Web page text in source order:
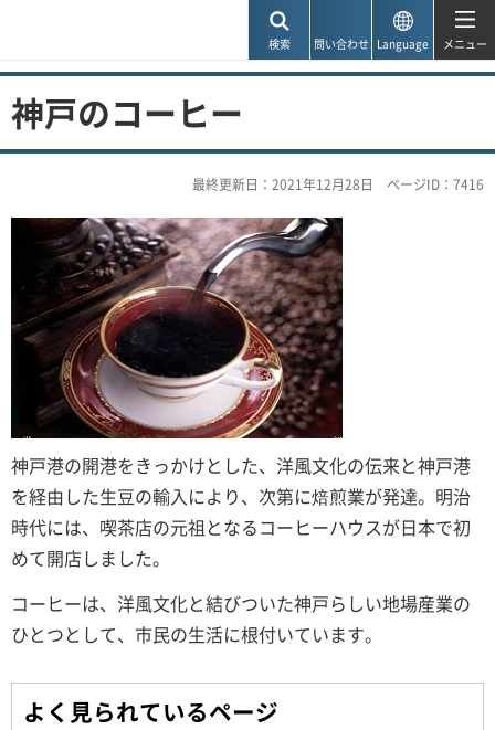
検索 問い合わせ Language メニュー
神戸のコーヒー
最終更新日：2021年12月28日 ページID：7416
神戸港の開港をきっかけとした、洋風文化の伝来と神戸港
を経由した生豆の輸入により、次第に焙煎業が発達。明治
時代には、喫茶店の元祖となるコーヒーハウスが日本で初
めて開店しました。
コーヒーは、洋風文化と結びついた神戸らしい地場産業の
ひとつとして、市民の生活に根付いています。
よく見られているページ